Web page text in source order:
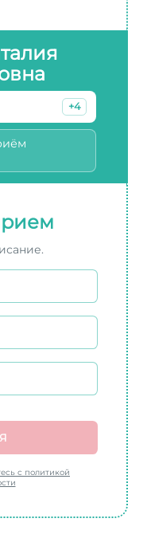
+4
с политикой